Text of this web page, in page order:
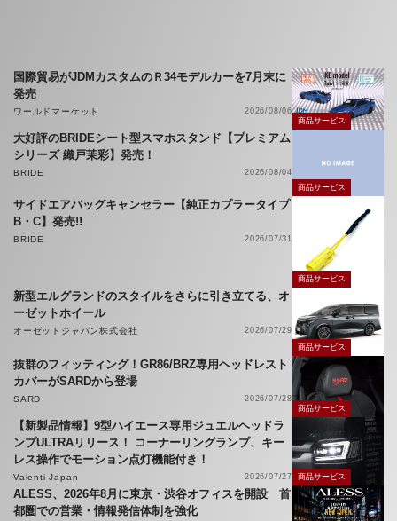
国際貿易がJDMカスタムのＲ34モデルカーを7月末に
発売
ワールドマーケット
2026/08/06
商品サービス
大好評のBRIDEシート型スマホスタンド【プレミアム
シリーズ 織戸茉彩】発売！
BRIDE
2026/08/04
商品サービス
サイドエアバッグキャンセラー【純正カプラータイプ
B・C】発売!!
BRIDE 2026/07/31
商品サービス
新型エルグランドのスタイルをさらに引き立てる、オ
ーゼットホイール
オーゼットジャパン株式会社
2026/07/29
商品サービス
抜群のフィッティング！GR86/BRZ専用ヘッドレスト
カバーがSARDから登場
SARD
2026/07/28
商品サービス
【新製品情報】9型ハイエース専用ジュエルヘッドラ
ンプULTRAリリース！ コーナーリングランプ、キー
レス操作でモーション点灯機能付き！
Valenti Japan 2026/07/27 商品サービス
ALESS、2026年8月に東京・渋谷オフィスを開設 首
都圏での営業・情報発信体制を強化